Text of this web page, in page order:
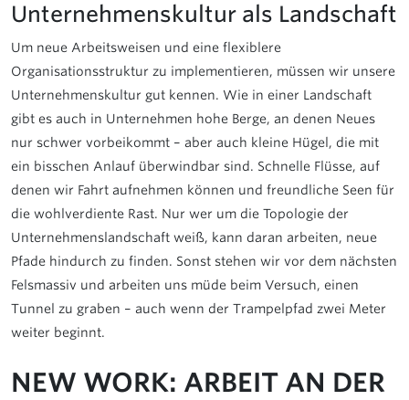
Unternehmenskultur als Landschaft
Um neue Arbeitsweisen und eine flexiblere
Organisationsstruktur zu implementieren, müssen wir unsere
Unternehmenskultur gut kennen. Wie in einer Landschaft
gibt es auch in Unternehmen hohe Berge, an denen Neues
nur schwer vorbeikommt – aber auch kleine Hügel, die mit
ein bisschen Anlauf überwindbar sind. Schnelle Flüsse, auf
denen wir Fahrt aufnehmen können und freundliche Seen für
die wohlverdiente Rast. Nur wer um die Topologie der
Unternehmenslandschaft weiß, kann daran arbeiten, neue
Pfade hindurch zu finden. Sonst stehen wir vor dem nächsten
Felsmassiv und arbeiten uns müde beim Versuch, einen
Tunnel zu graben – auch wenn der Trampelpfad zwei Meter
weiter beginnt.
NEW WORK: ARBEIT AN DER